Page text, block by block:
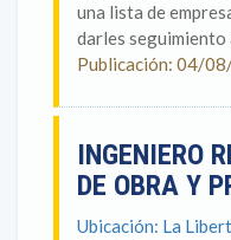
una lista de
darles seguimiento
Publicación: 04/
INGENIERO
DE OBRA Y
Ubicación: La